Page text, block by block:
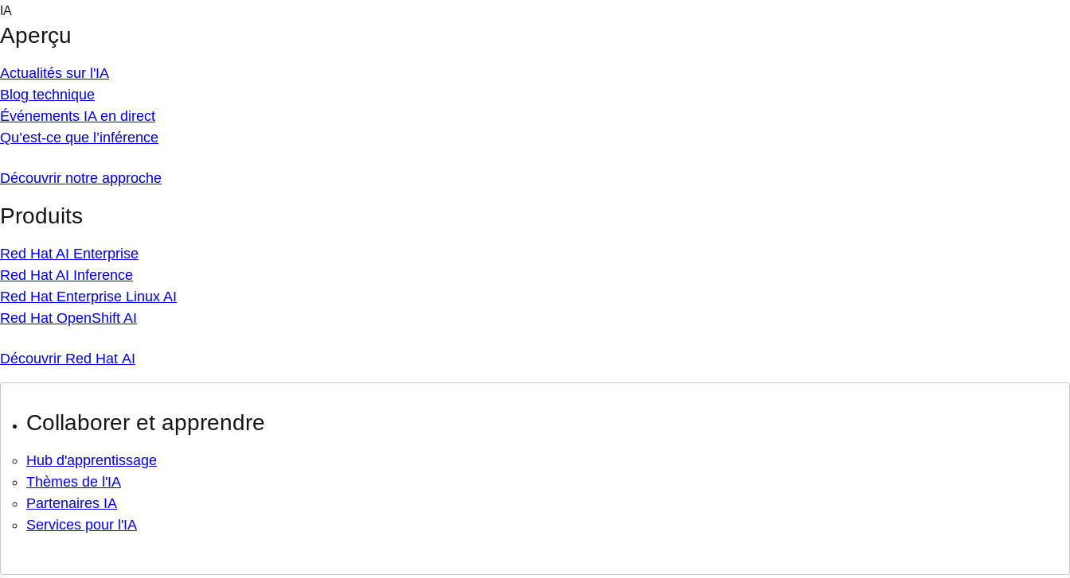
Skip
content
IA
Aperçu
Actualités sur l'IA
Blog technique
Événements IA en direct
Qu’est-ce que l’inférence
Découvrir notre approche
Produits
Red Hat AI Enterprise
Red Hat AI Inference
Red Hat Enterprise Linux AI
Red Hat OpenShift AI
Découvrir Red Hat AI
Collaborer et apprendre
Hub d'apprentissage
Thèmes de l'IA
Partenaires IA
Services pour l'IA